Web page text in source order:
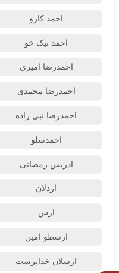
احمد کارو
احمد نیک خو
احمدرضا امیری
احمدرضا محمدی
احمدرضا نبی زاده
احمدسلو
ادریس رمضانی
اردلان
ارس
ارسطو امین
ارسلان خداپرست